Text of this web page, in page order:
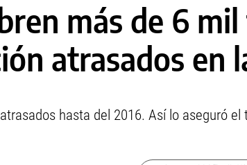
más de 6
atrasados en
hasta del 2016. Así lo aseguró el